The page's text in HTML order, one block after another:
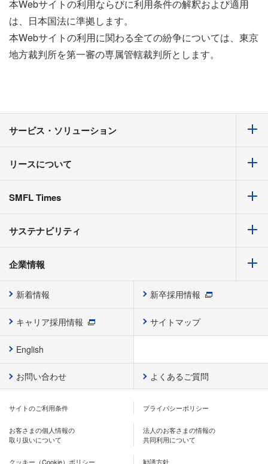
本Webサイトの利用ならびに利用条件の解釈および適用
は、日本国法に準拠します。
本Webサイトの利用に関わる全ての紛争については、東京
地方裁判所を第一審の専属管轄裁判所とします。
サービス・ソリューション
リースについて
SMFL Times
サステナビリティ
企業情報
新着情報 新卒採用情報
キャリア採用情報 サイトマップ
English
お問い合わせ よくあるご質問
サイトのご利用条件 プライバシーポリシー
お客さまの個人情報の
取り扱いについて
法人のお客さまの情報の
共同利用について
クッキー（Cookie）ポリシー 勧誘方針